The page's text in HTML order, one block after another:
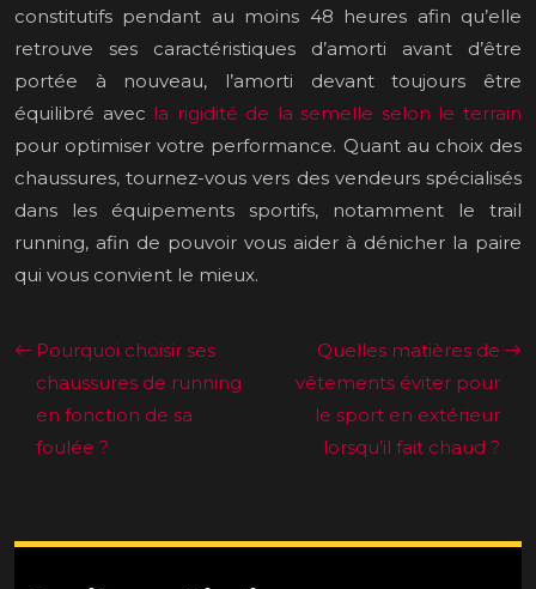
constitutifs pendant au moins 48 heures afin qu’elle
retrouve ses caractéristiques d’amorti avant d’être
portée à nouveau, l’amorti devant toujours être
équilibré avec la rigidité de la semelle selon le terrain
pour optimiser votre performance. Quant au choix des
chaussures, tournez-vous vers des vendeurs spécialisés
dans les équipements sportifs, notamment le trail
running, afin de pouvoir vous aider à dénicher la paire
qui vous convient le mieux.
Pourquoi choisir ses
chaussures de running
en fonction de sa
foulée ?
Quelles matières de
vêtements éviter pour
le sport en extérieur
lorsqu’il fait chaud ?